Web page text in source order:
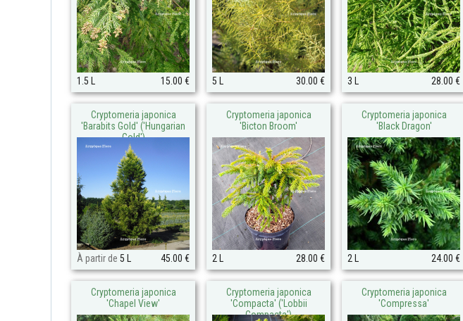
1.5 L 15.00 € 5 L 30.00 € 3 L 28.00 €
Cryptomeria japonica
'Barabits Gold' ('Hungarian
Gold')
À partir de 5 L 45.00 €
Cryptomeria japonica
'Bicton Broom'
2 L 28.00 €
Cryptomeria japonica
'Black Dragon'
2 L 24.00 €
Cryptomeria japonica
'Chapel View'
Cryptomeria japonica
'Compacta' ('Lobbii
Compacta')
Cryptomeria japonica
'Compressa'